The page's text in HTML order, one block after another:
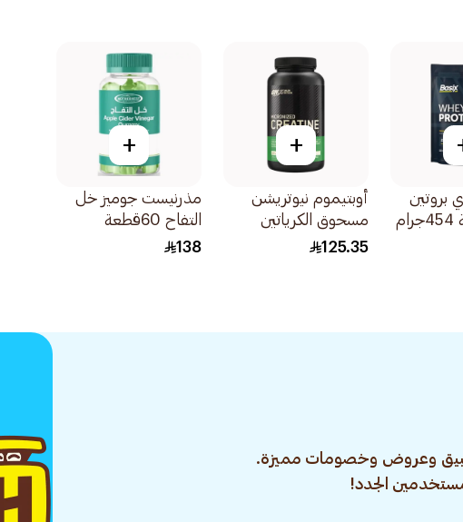
بروتين
+
أوبتيموم نيوتريشن
مسحوق الكرياتين
المجهري لتقوية
125.35
+
مذرنيست جوميز خل
التفاح 60قطعة
138
وعروض وخصومات مميزة.
الجدد!